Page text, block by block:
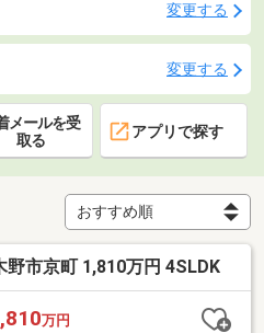
変更する
変更する
メールを受
取る
アプリで探す
野市京町 1,810万円 4SLDK
万円